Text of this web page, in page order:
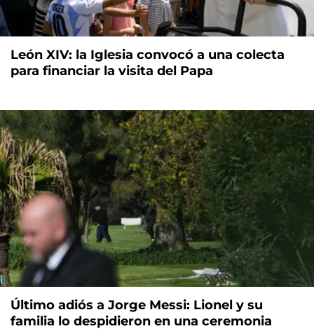
León XIV: la Iglesia convocó a una colecta
para financiar la visita del Papa
Último adiós a Jorge Messi: Lionel y su
familia lo despidieron en una ceremonia